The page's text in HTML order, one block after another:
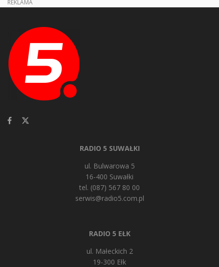
REKLAMA
RADIO 5 SUWAŁKI
ul. Bulwarowa 5
16-400 Suwałki
tel. (087) 567 80 00
serwis@radio5.com.pl
RADIO 5 EŁK
ul. Małeckich 2
19-300 Ełk